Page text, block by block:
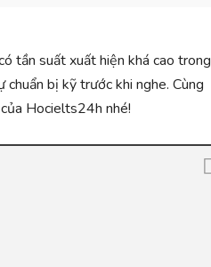
tần suất xuất hiện khá cao trong
bị kỹ trước khi nghe. Cùng
Hocielts24h nhé!